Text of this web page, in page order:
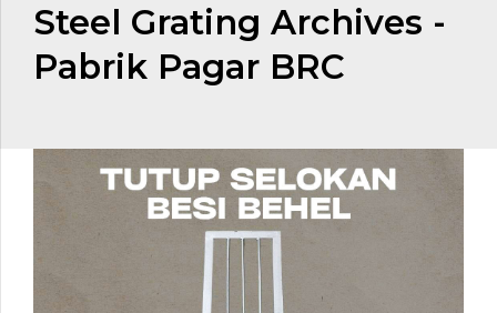
Steel Grating Archives -
Pabrik Pagar BRC